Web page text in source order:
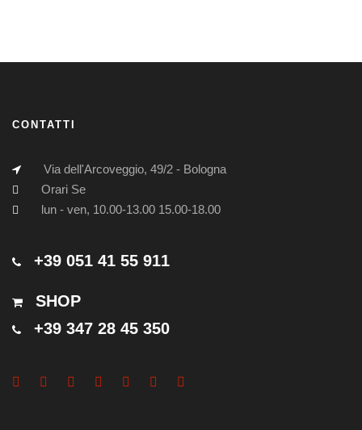
CONTATTI
Via dell'Arcoveggio, 49/2 - Bologna
Orari Se
lun - ven, 10.00-13.00 15.00-18.00
+39 051 41 55 911
SHOP
+39 347 28 45 350